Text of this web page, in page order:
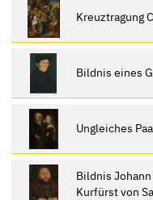
Kreuztragung
Bildnis eines
Ungleiches
Bildnis
Kurfürst von